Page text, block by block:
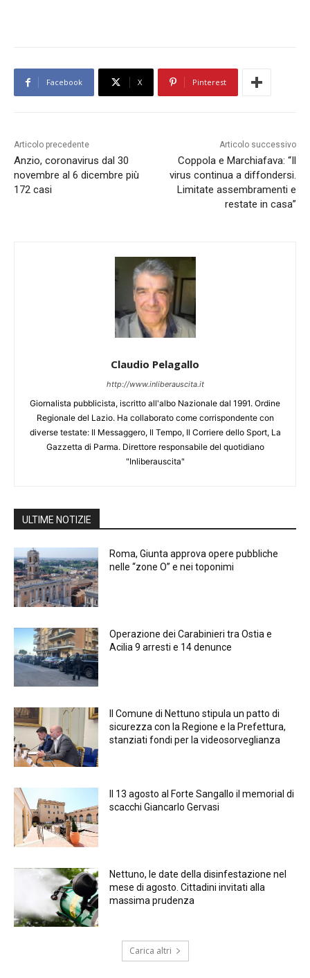
Facebook X Pinterest
Articolo precedente
Anzio, coronavirus dal 30
novembre al 6 dicembre più
172 casi
Articolo successivo
Coppola e Marchiafava: “Il
virus continua a diffondersi.
Limitate assembramenti e
restate in casa”
Claudio Pelagallo
http://www.inliberauscita.it
Giornalista pubblicista, iscritto all'albo Nazionale dal 1991. Ordine
Regionale del Lazio. Ha collaborato come corrispondente con
diverse testate: Il Messaggero, Il Tempo, Il Corriere dello Sport, La
Gazzetta di Parma. Direttore responsabile del quotidiano
"Inliberauscita"
ULTIME NOTIZIE
Roma, Giunta approva opere pubbliche
nelle “zone O” e nei toponimi
Operazione dei Carabinieri tra Ostia e
Acilia 9 arresti e 14 denunce
Il Comune di Nettuno stipula un patto di
sicurezza con la Regione e la Prefettura,
stanziati fondi per la videosorveglianza
Il 13 agosto al Forte Sangallo il memorial di
scacchi Giancarlo Gervasi
Nettuno, le date della disinfestazione nel
mese di agosto. Cittadini invitati alla
massima prudenza
Carica altri